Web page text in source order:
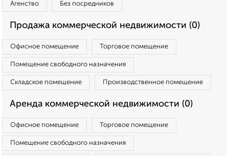
Агенство Без посредников
Продажа коммерческой недвижимости (0)
Офисное помещение Торговое помещение
Помещение свободного назначения
Складское помещение Производственное помещение
Аренда коммерческой недвижимости (0)
Офисное помещение Торговое помещение
Помещение свободного назначения